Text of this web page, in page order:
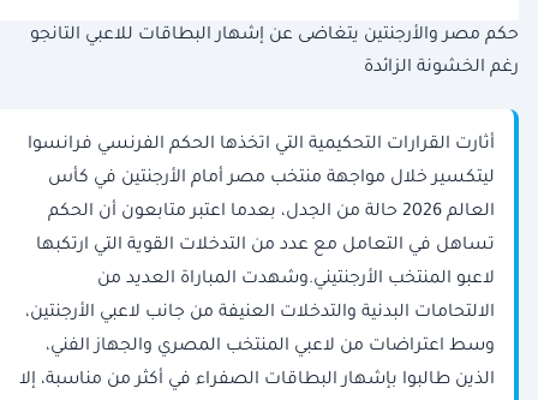
حكم مصر والأرجنتين يتغاضى عن إشهار البطاقات للاعبي التانجو
رغم الخشونة الزائدة
أثارت القرارات التحكيمية التي اتخذها الحكم الفرنسي فرانسوا
ليتكسير خلال مواجهة منتخب مصر أمام الأرجنتين في كأس
العالم 2026 حالة من الجدل، بعدما اعتبر متابعون أن الحكم
تساهل في التعامل مع عدد من التدخلات القوية التي ارتكبها
لاعبو المنتخب الأرجنتيني.وشهدت المباراة العديد من
الالتحامات البدنية والتدخلات العنيفة من جانب لاعبي الأرجنتين،
وسط اعتراضات من لاعبي المنتخب المصري والجهاز الفني،
الذين طالبوا بإشهار البطاقات الصفراء في أكثر من مناسبة، إلا